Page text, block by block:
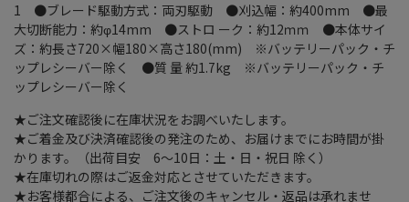
1 ●ブレード駆動方式：両刃駆動 ●刈込幅：約400mm ●最
大切断能力：約φ14mm ●ストロ ーク：約12ｍｍ ●本体サイ
ズ：約長さ720×幅180×高さ180(mm) ※バッテリーパック・チ
ップレシーバー除く ●質 量 約1.7kg ※バッテリーパック・チ
ップレシーバー除く
★ご注文確認後に在庫状況をお調べいたします。
★ご着金及び決済確認後の発注のため、お届けまでにお時間が掛
かります。（出荷目安 6～10日：土・日・祝日 除く）
★在庫切れの際はご返金対応とさせていただきます。
★お客様都合による、ご注文後のキャンセル・返品は承れませ